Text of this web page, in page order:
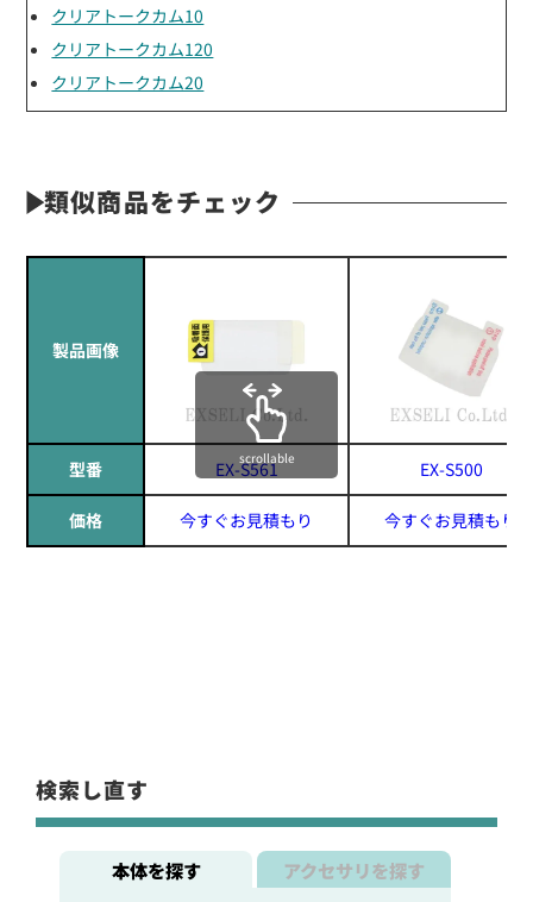
クリアトークカム10
クリアトークカム120
クリアトークカム20
類似商品をチェック
製品画像
型番 EX-S561 EX-S500
価格 今すぐお見積もり 今すぐお見積もり
scrollable
検索し直す
本体を探す アクセサリを探す